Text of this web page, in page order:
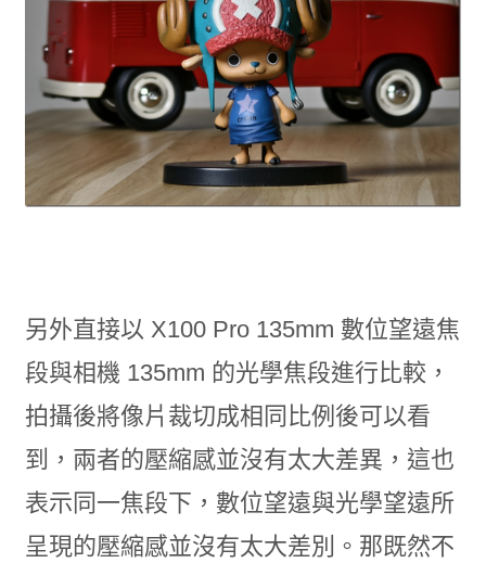
另外直接以 X100 Pro 135mm 數位望遠焦
段與相機 135mm 的光學焦段進行比較，
拍攝後將像片裁切成相同比例後可以看
到，兩者的壓縮感並沒有太大差異，這也
表示同一焦段下，數位望遠與光學望遠所
呈現的壓縮感並沒有太大差別。那既然不